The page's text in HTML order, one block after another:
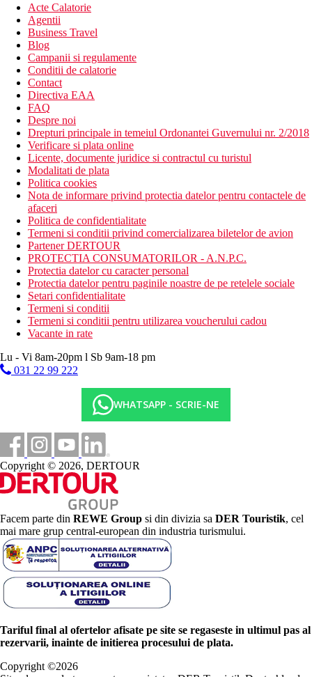
Acte Calatorie
Agentii
Business Travel
Blog
Campanii si regulamente
Conditii de calatorie
Contact
Directiva EAA
FAQ
Despre noi
Drepturi principale in temeiul Ordonantei Guvernului nr. 2/2018
Verificare si plata online
Licente, documente juridice si contractul cu turistul
Modalitati de plata
Politica cookies
Nota de informare privind protectia datelor pentru contactele de
afaceri
Politica de confidentialitate
Termeni si conditii privind comercializarea biletelor de avion
Partener DERTOUR
PROTECTIA CONSUMATORILOR - A.N.P.C.
Protectia datelor cu caracter personal
Protectia datelor pentru paginile noastre de pe retelele sociale
Setari confidentialitate
Termeni si conditii
Termeni si conditii pentru utilizarea voucherului cadou
Vacante in rate
Lu - Vi 8am-20pm l Sb 9am-18 pm
031 22 99 222
WHATSAPP - SCRIE-NE
Copyright © 2026, DERTOUR
Facem parte din REWE Group si din divizia sa DER Touristik, cel
mai mare grup central-european din industria turismului.
Tariful final al ofertelor afisate pe site se regaseste in ultimul pas al
rezervarii, inainte de initierea procesului de plata.
Copyright ©2026